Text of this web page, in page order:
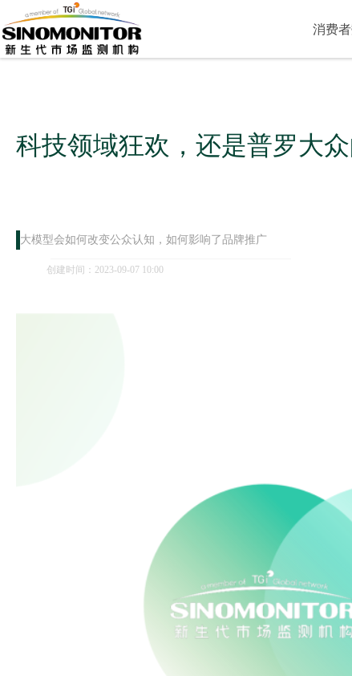
消费
科技领域狂欢，还是普罗大
大模型会如何改变公众认知，如何影响了品牌推广
创建时间： 2023-09-07 10:00